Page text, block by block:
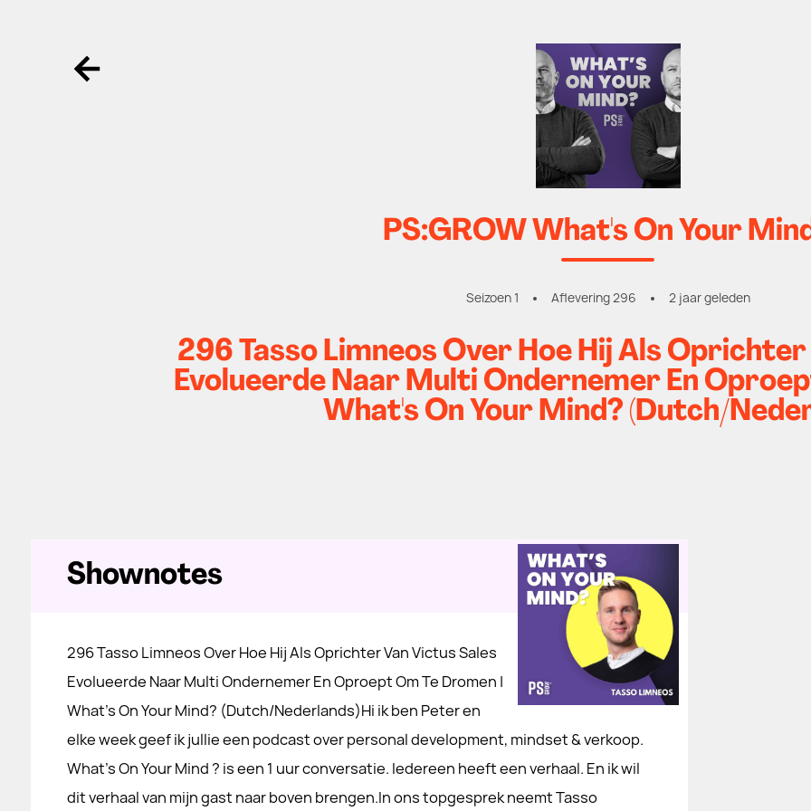
Ga terug
PS:GROW What's On Your
Seizoen 1 Aflevering 296 2 jaar geleden
296 Tasso Limneos Over Hoe Hij Als
Evolueerde Naar Multi Ondernemer En
What's On Your Mind? (Dutch/
Shownotes
296 Tasso Limneos Over Hoe Hij Als Oprichter Van Victus Sales
Evolueerde Naar Multi Ondernemer En Oproept Om Te Dromen |
What's On Your Mind? (Dutch/Nederlands)Hi ik ben Peter en
elke week geef ik jullie een podcast over personal development, mindset & verkoop.
What's On Your Mind ? is een 1 uur conversatie. Iedereen heeft een verhaal. En ik wil
dit verhaal van mijn gast naar boven brengen.In ons topgesprek neemt Tasso